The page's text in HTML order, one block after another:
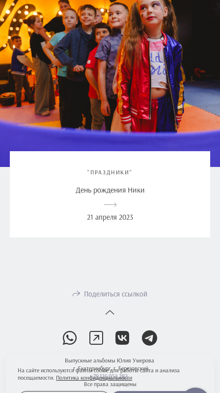
"ПРАЗДНИКИ"
День рождения Ники
21 апреля 2023
Поделиться ссылкой
Выпускные альбомы Юлия Умерова
г. Екатеринбург, г. Березовский
+79 126 054 282
Все права защищены
На сайте используются файлы cookie для работы сайта и анализа
посещаемости. Политика конфиденциальности